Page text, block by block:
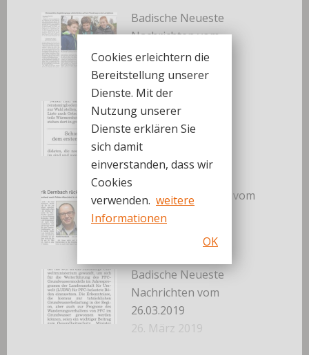
Badische Neueste
Nachrichten vom
30.03.2019
30. März 2019
Badische Neueste
Nachrichten vom
27.03.2019
27. März 2019
Badisches Tagblatt vom
27.03.2019
Badische Neueste
Nachrichten vom
26.03.2019
26. März 2019
Cookies erleichtern die
Bereitstellung unserer
Dienste. Mit der
Nutzung unserer
Dienste erklären Sie
sich damit
einverstanden, dass wir
Cookies
verwenden. weitere
Informationen
OK